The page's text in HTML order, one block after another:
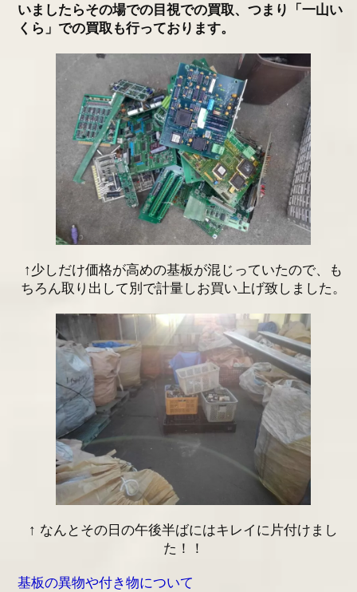
いましたらその場での目視での買取、つまり「一山い
くら」での買取も行っております。
↑少しだけ価格が高めの基板が混じっていたので、も
ちろん取り出して別で計量しお買い上げ致しました。
↑ なんとその日の午後半ばにはキレイに片付けまし
た！！
基板の異物や付き物について